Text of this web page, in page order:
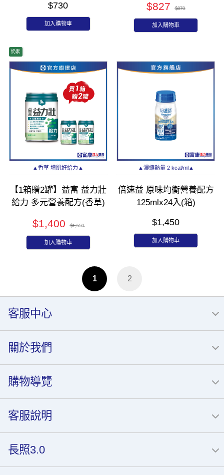
$730
加入購物車
$827 $870
加入購物車
奶素
▲香草 增肌好給力▲
【1箱贈2罐】益富 益力壯
給力 多元營養配方(香草)
$1,400 $1,550
加入購物車
▲濃縮熱量 2 kcal/ml▲
倍速益 原味均衡營養配方
125mlx24入(箱)
$1,450
加入購物車
1 2
客服中心
關於我們
購物導覽
客服說明
長照3.0